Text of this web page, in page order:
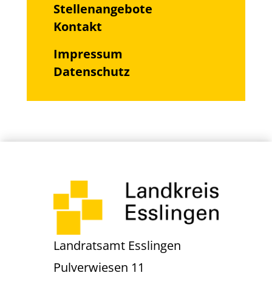
Stellenangebote
Kontakt
Impressum
Datenschutz
Landratsamt Esslingen
Pulverwiesen 11